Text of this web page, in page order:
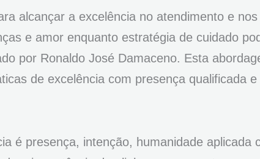
alcançar a excelência no atendimento e nos
e amor enquanto estratégia de cuidado
por Ronaldo José Damaceno. Esta
de excelência com presença qualificada e
é presença, intenção, humanidade aplicada